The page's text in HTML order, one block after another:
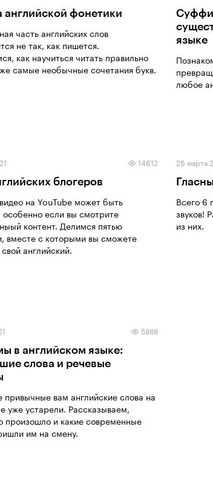
английской фонетики
часть английских слов
не так, как пишется.
как научиться читать правильно
самые необычные сочетания букв.
языке
любое
14612
блогеров
на YouTube может быть
если вы смотрите
контент. Делимся пятью
вместе с которыми вы сможете
английский.
26 марта
Всего 6
звуков!
из них.
5888
в английском языке:
слова и речевые
привычные вам английские слова на
уже устарели. Рассказываем,
произошло и какие современные
им на смену.